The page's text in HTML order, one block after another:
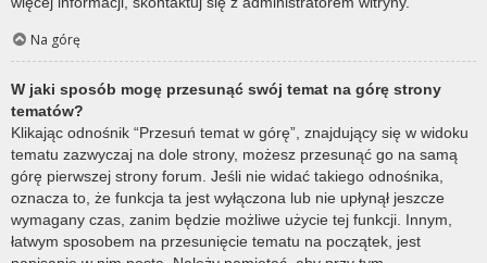
Na górę
W jaki sposób mogę przesunąć swój temat na górę strony
tematów?
Klikając odnośnik “Przesuń temat w górę”, znajdujący się w widoku
tematu zazwyczaj na dole strony, możesz przesunąć go na samą
górę pierwszej strony forum. Jeśli nie widać takiego odnośnika,
oznacza to, że funkcja ta jest wyłączona lub nie upłynął jeszcze
wymagany czas, zanim będzie możliwe użycie tej funkcji. Innym,
łatwym sposobem na przesunięcie tematu na początek, jest